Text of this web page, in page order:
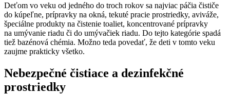
Deťom vo veku od jedného do troch rokov sa najviac páčia čističe
do kúpeľne, prípravky na okná, tekuté pracie prostriedky, aviváže,
špeciálne produkty na čistenie toaliet, koncentrované prípravky
na umývanie riadu či do umývačiek riadu. Do tejto kategórie spadá
tiež bazénová chémia. Možno teda povedať, že deti v tomto veku
zaujme prakticky všetko.
Nebezpečné čistiace a dezinfekčné
prostriedky